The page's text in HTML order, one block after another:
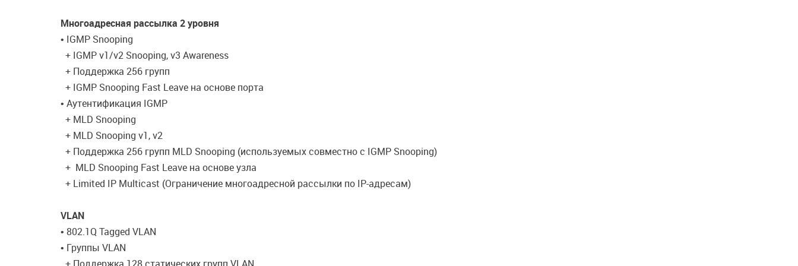
Многоадресная рассылка 2 уровня
• IGMP Snooping
+ IGMP v1/v2 Snooping, v3 Awareness
+ Поддержка 256 групп
+ IGMP Snooping Fast Leave на основе порта
• Аутентификация IGMP
+ MLD Snooping
+ MLD Snooping v1, v2
+ Поддержка 256 групп MLD Snooping (используемых совместно с IGMP Snooping)
+ MLD Snooping Fast Leave на основе узла
+ Limited IP Multicast (Ограничение многоадресной рассылки по IP-адресам)
VLAN
• 802.1Q Tagged VLAN
• Группы VLAN